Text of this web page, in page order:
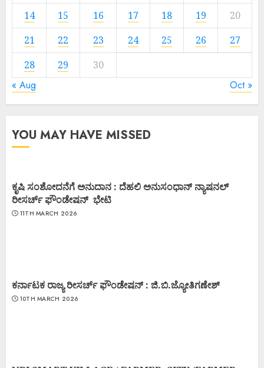
14
15 16 17 18 19
20
21
22 23 24 25 26
27
28
29 30
« Aug Oct »
YOU MAY HAVE MISSED
ಕೃಷಿ ಸಂಶೋದನೆಗೆ ಅನುದಾನ : ದೆಹಲಿ ಅನುಸಂಧಾನ್ ನ್ಯಾಷನಲ್
ರೀಸರ್ಚ್ ಫೌಂಡೇಷನ್ ಭೇಟಿ
11TH MARCH 2026
ಕರ್ನಾಟಕ ರಾಜ್ಯ ರೀಸರ್ಚ್ ಫೌಂಡೇಷನ್ : ಜಿ.ಬಿ.ಜ್ಯೋತಿಗಣೇಶ್
10TH MARCH 2026